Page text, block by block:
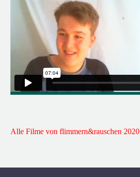
Alle Filme von flimmern&rauschen 2020